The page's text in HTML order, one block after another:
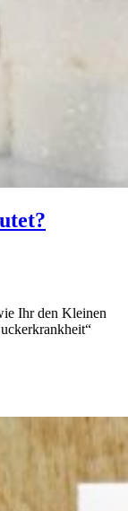
Ihr den Kleinen